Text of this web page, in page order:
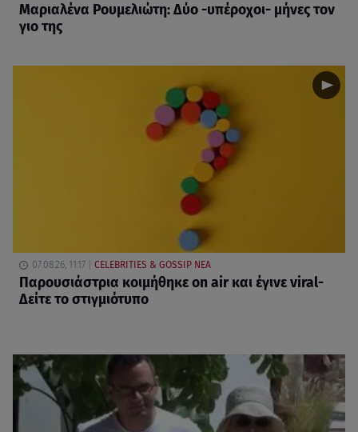
Μαριαλένα Ρουμελιώτη: Δύο -υπέροχοι- μήνες τον
γιο της
07.08.26, 11:17 CELEBRITIES & GOSSIP ΝΕΑ
Παρουσιάστρια κοιμήθηκε on air και έγινε viral-
Δείτε το στιγμιότυπο